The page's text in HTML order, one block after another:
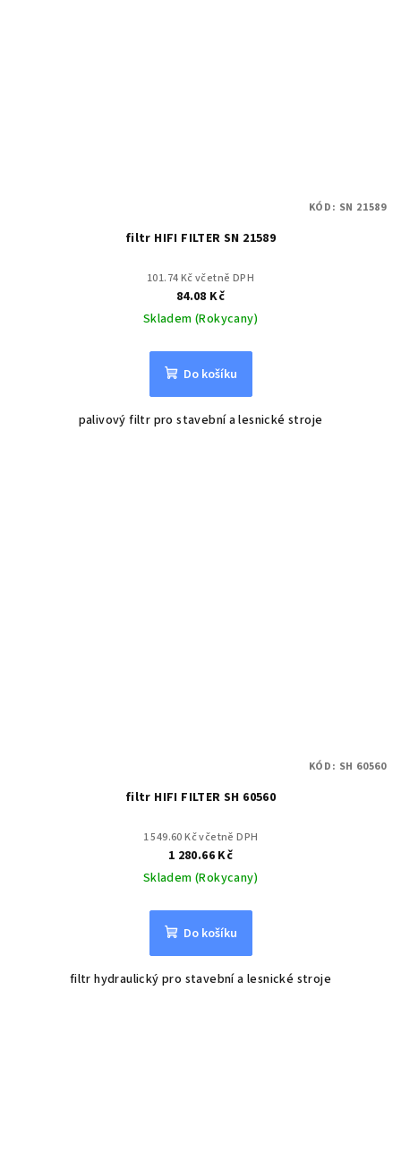
filtr HIFI FILTER SN 21589
101.74 Kč včetně DPH
84.08 Kč
Skladem (Rokycany)
Do košíku
palivový filtr pro stavební a lesnické stroje
KÓD: SN 21589
filtr HIFI FILTER SH 60560
1 549.60 Kč včetně DPH
1 280.66 Kč
Skladem (Rokycany)
Do košíku
filtr hydraulický pro stavební a lesnické stroje
KÓD: SH 60560